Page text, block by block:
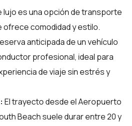
lujo es una opción de transporte
ofrece comodidad y estilo.
anticipada de un vehículo
profesional, ideal para
de viaje sin estrés y
El trayecto desde el Aeropuerto
Beach suele durar entre 20 y